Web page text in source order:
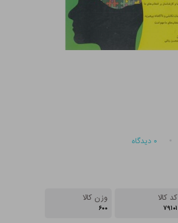
۰ دیدگاه
کد کالا
۷۹۱۰۱
وزن کالا
۶۰۰